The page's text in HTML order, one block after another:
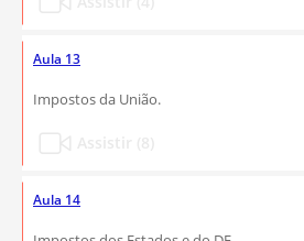
Aula 13
Impostos da União.
Aula 14